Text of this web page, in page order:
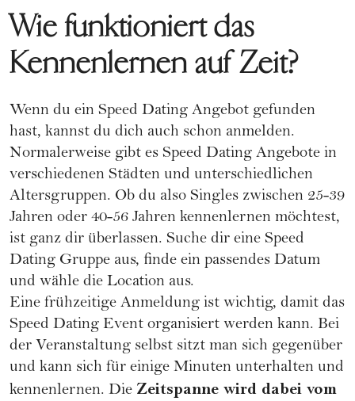
Wie funktioniert das
Kennenlernen auf Zeit?
Wenn du ein Speed Dating Angebot gefunden
hast, kannst du dich auch schon anmelden.
Normalerweise gibt es Speed Dating Angebote in
verschiedenen Städten und unterschiedlichen
Altersgruppen. Ob du also Singles zwischen 25-39
Jahren oder 40-56 Jahren kennenlernen möchtest,
ist ganz dir überlassen. Suche dir eine Speed
Dating Gruppe aus, finde ein passendes Datum
und wähle die Location aus.
Eine frühzeitige Anmeldung ist wichtig, damit das
Speed Dating Event organisiert werden kann. Bei
der Veranstaltung selbst sitzt man sich gegenüber
und kann sich für einige Minuten unterhalten und
kennenlernen. Die Zeitspanne wird dabei vom